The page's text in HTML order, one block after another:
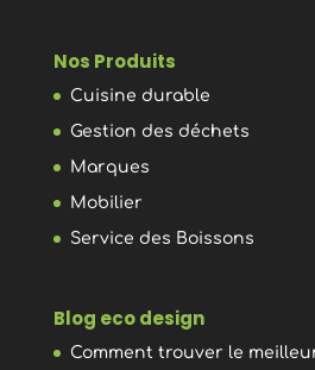
Nos Produits
Cuisine durable
Gestion des déchets
Marques
Mobilier
Service des Boissons
Blog eco design
Comment trouver le